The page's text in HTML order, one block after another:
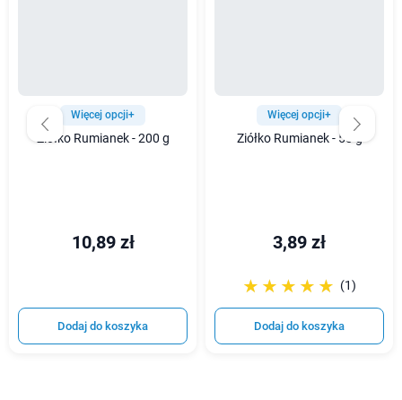
Więcej opcji+
Ziółko Rumianek - 200 g
10,89 zł
Dodaj do koszyka
Więcej opcji+
Ziółko Rumianek - 50 g
3,89 zł
☆☆☆☆☆
★★★★★ (1)
Dodaj do koszyka